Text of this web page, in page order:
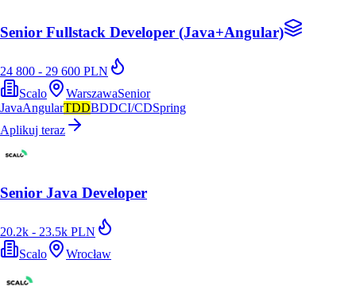
Senior Fullstack Developer (Java+Angular)
24 800 - 29 600 PLN
Scalo
WarszawaSenior
JavaAngularTDDBDDCI/CDSpring
Aplikuj teraz
Senior Java Developer
20.2k - 23.5k PLN
Scalo
Wrocław